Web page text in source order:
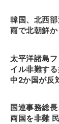
韓国、北西
雨で北朝鮮
太平洋諸島
イル非難す
中2か国が反
国連事務総
両国を非難